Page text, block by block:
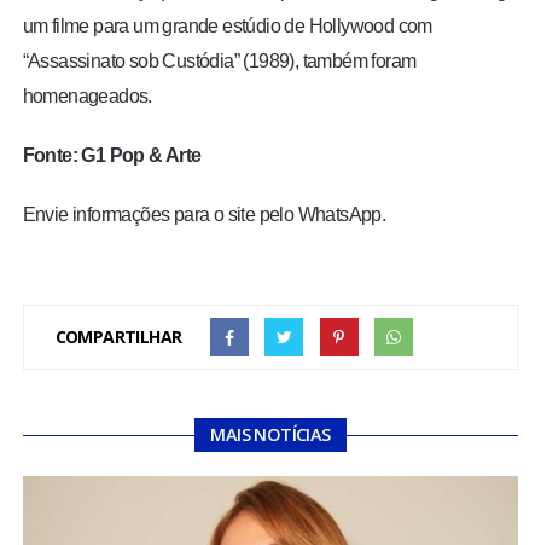
um filme para um grande estúdio de Hollywood com
“Assassinato sob Custódia” (1989), também foram
homenageados.
Fonte: G1 Pop & Arte
Envie informações para o site pelo WhatsApp.
COMPARTILHAR
MAIS NOTÍCIAS